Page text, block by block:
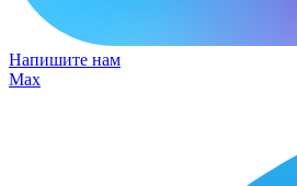
Напишите нам
Max